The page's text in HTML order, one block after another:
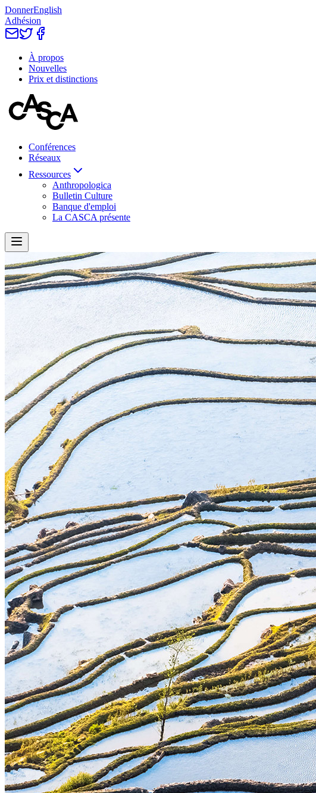
DonnerEnglish
Adhésion
À propos
Nouvelles
Prix et distinctions
Conférences
Réseaux
Ressources
Anthropologica
Bulletin Culture
Banque d'emploi
La CASCA présente